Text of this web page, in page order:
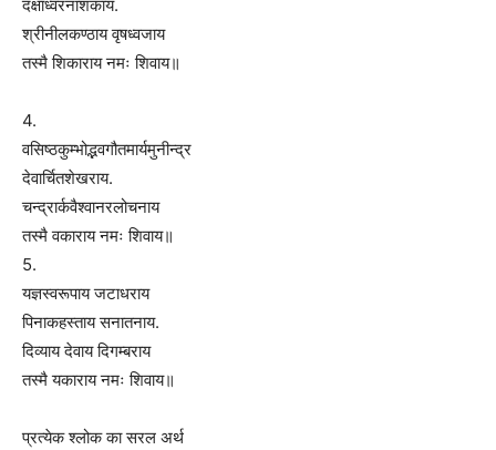
दक्षाध्वरनाशकाय.
श्रीनीलकण्ठाय वृषध्वजाय
तस्मै शिकाराय नमः शिवाय॥
4.
वसिष्ठकुम्भोद्भवगौतमार्यमुनीन्द्र
देवार्चितशेखराय.
चन्द्रार्कवैश्वानरलोचनाय
तस्मै वकाराय नमः शिवाय॥
5.
यज्ञस्वरूपाय जटाधराय
पिनाकहस्ताय सनातनाय.
दिव्याय देवाय दिगम्बराय
तस्मै यकाराय नमः शिवाय॥
प्रत्येक श्लोक का सरल अर्थ